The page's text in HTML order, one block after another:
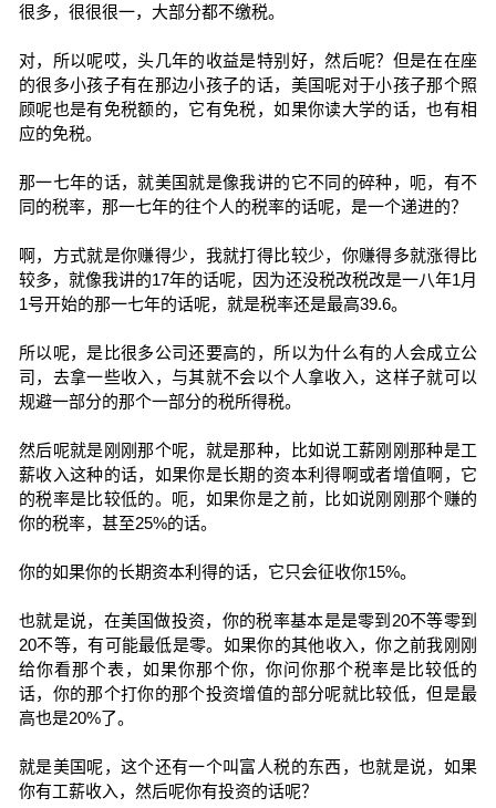
很多，很很很一，大部分都不缴税。
对，所以呢哎，头几年的收益是特别好，然后呢？但是在在座
的很多小孩子有在那边小孩子的话，美国呢对于小孩子那个照
顾呢也是有免税额的，它有免税，如果你读大学的话，也有相
应的免税。
那一七年的话，就美国就是像我讲的它不同的碎种，呃，有不
同的税率，那一七年的往个人的税率的话呢，是一个递进的？
啊，方式就是你赚得少，我就打得比较少，你赚得多就涨得比
较多，就像我讲的17年的话呢，因为还没税改税改是一八年1月
1号开始的那一七年的话呢，就是税率还是最高39.6。
所以呢，是比很多公司还要高的，所以为什么有的人会成立公
司，去拿一些收入，与其就不会以个人拿收入，这样子就可以
规避一部分的那个一部分的税所得税。
然后呢就是刚刚那个呢，就是那种，比如说工薪刚刚那种是工
薪收入这种的话，如果你是长期的资本利得啊或者增值啊，它
的税率是比较低的。呃，如果你是之前，比如说刚刚那个赚的
你的税率，甚至25%的话。
你的如果你的长期资本利得的话，它只会征收你15%。
也就是说，在美国做投资，你的税率基本是是零到20不等零到
20不等，有可能最低是零。如果你的其他收入，你之前我刚刚
给你看那个表，如果你那个你，你问你那个税率是比较低的
话，你的那个打你的那个投资增值的部分呢就比较低，但是最
高也是20%了。
就是美国呢，这个还有一个叫富人税的东西，也就是说，如果
你有工薪收入，然后呢你有投资的话呢？